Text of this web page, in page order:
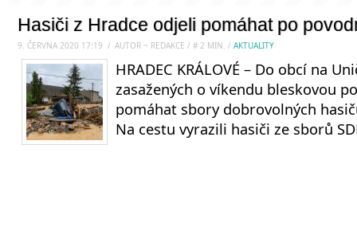
Hasiči z Hradce odjeli pomáhat po
9. ČERVNA 2020 17:19 / AUTOR ~ REDAKCE / # 2 MIN. / AKTUALITY
HRADEC KRÁLOVÉ – Do obcí na
zasažených o víkendu bleskovou
pomáhat sbory dobrovolných
Na cestu vyrazili hasiči ze sborů